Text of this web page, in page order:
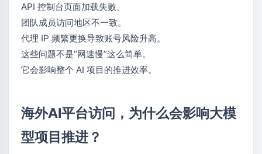
API 控制台页面加载失败。
团队成员访问地区不一致。
代理 IP 频繁更换导致账号风险升高。
这些问题不是“网速慢”这么简单。
它会影响整个 AI 项目的推进效率。
海外AI平台访问，为什么会影响大模
型项目推进？